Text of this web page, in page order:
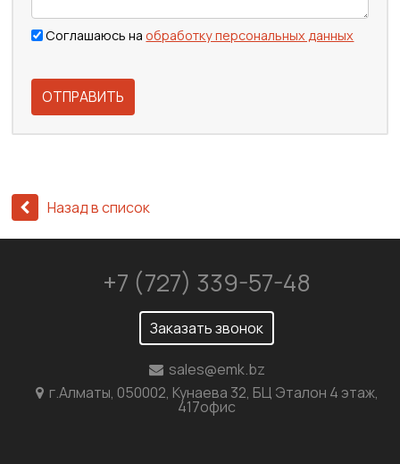
Соглашаюсь наобработку персональных данных
ОТПРАВИТЬ
Назад в список
+7 (727) 339-57-48
Заказать звонок
sales@emk.bz
г.Алматы, 050002, Кунаева 32, БЦ Эталон 4 этаж,
417офис